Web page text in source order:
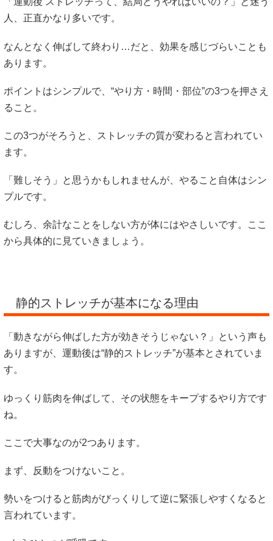
人、正直かなり多いです。
なんとなく伸ばして終わり…だと、効果を感じづらいことも
あります。
ポイントはシンプルで、“やり方・時間・部位”の3つを押さえ
ること。
この3つがそろうと、ストレッチの質が変わると言われてい
ます。
「難しそう」と思うかもしれませんが、やること自体はシン
プルです。
むしろ、余計なことをしない方が体にはやさしいです。ここ
から具体的に見ていきましょう。
静的ストレッチが基本になる理由
「動きながら伸ばした方が効きそうじゃない？」という声も
ありますが、運動後は“静的ストレッチ”が基本とされていま
す。
ゆっくり筋肉を伸ばして、その状態をキープするやり方です
ね。
ここで大事なのが2つあります。
まず、反動をつけないこと。
勢いをつけると筋肉がびっくりして逆に緊張しやすくなると
言われています。